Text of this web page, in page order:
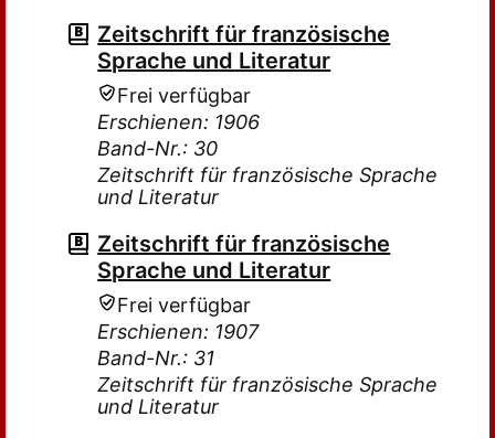
Zeitschrift für französische
Sprache und Literatur
Frei verfügbar
Erschienen: 1906
Band-Nr.: 30
Zeitschrift für französische Sprache
und Literatur
Zeitschrift für französische
Sprache und Literatur
Frei verfügbar
Erschienen: 1907
Band-Nr.: 31
Zeitschrift für französische Sprache
und Literatur